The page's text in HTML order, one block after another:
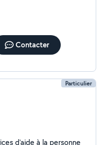
Contacter
Particulier